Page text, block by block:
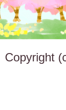
Copyright